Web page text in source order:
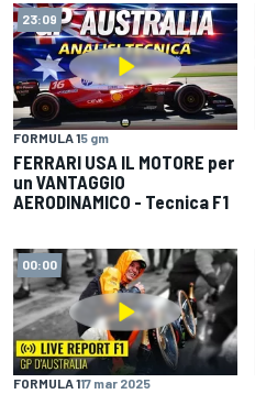
23:09
FORMULA 15 gm
FERRARI USA IL MOTORE per
un VANTAGGIO
AERODINAMICO - Tecnica F1
00:00
FORMULA 117 mar 2025